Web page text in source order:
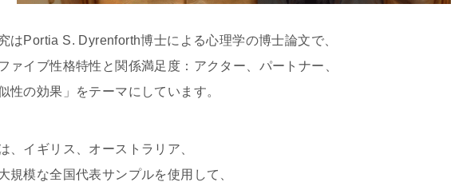
はPortia S. Dyrenforth博士による心理学の博士論文で、
ァイブ性格特性と関係満足度：アクター、パートナー、
性の効果」をテーマにしています。
、イギリス、オーストラリア、
規模な全国代表サンプルを使用して、